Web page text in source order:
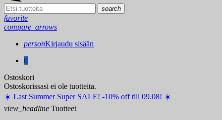
search
favorite
compare_arrows
personKirjaudu sisään
0
Ostoskori
Ostoskorissasi ei ole tuotteita.
☀️ ️Last Summer Super SALE! -10% off till 09.08! ☀️
view_headline Tuotteet